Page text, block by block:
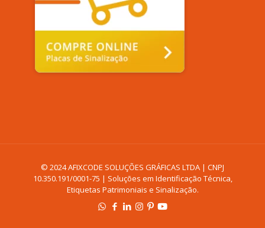
© 2024 AFIXCODE SOLUÇÕES GRÁFICAS LTDA | CNPJ
10.350.191/0001-75 | Soluções em Identificação Técnica,
Etiquetas Patrimoniais e Sinalização.